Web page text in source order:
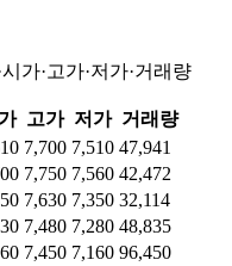
가·고가·저가·거래량
고가 저가 거래량
7,700 7,510 47,941
7,750 7,560 42,472
7,630 7,350 32,114
7,480 7,280 48,835
7,450 7,160 96,450